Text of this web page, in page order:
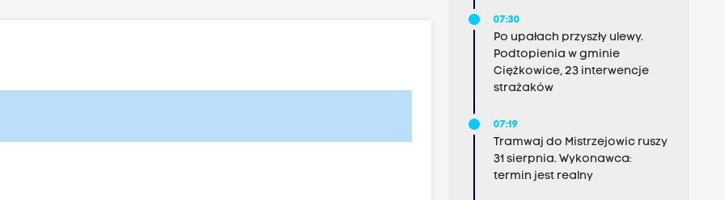
07:30
Po upałach przyszły ulewy.
Podtopienia w gminie
Ciężkowice, 23 interwencje
strażaków
07:19
Tramwaj do Mistrzejowic ruszy
31 sierpnia. Wykonawca:
termin jest realny